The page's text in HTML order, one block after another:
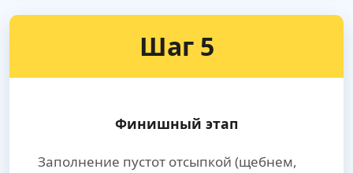
Шаг 5
Финишный этап
Заполнение пустот отсыпкой (щебнем,